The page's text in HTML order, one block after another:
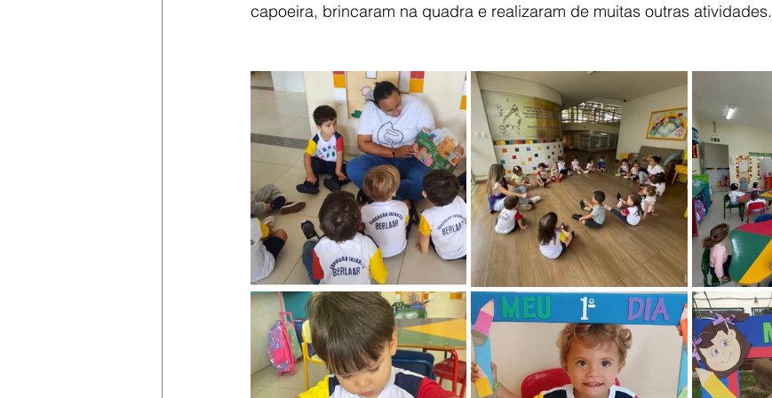
capoeira, brincaram na quadra e realizaram de muitas outras atividades.